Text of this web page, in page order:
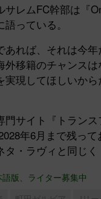
レムFC幹部は『
っている。
れば、それは今
外移籍のチャンス
実現してほしいか
サイト『トラン
年6月まで残っ
・ラヴィと同じ
版、ライター募集中